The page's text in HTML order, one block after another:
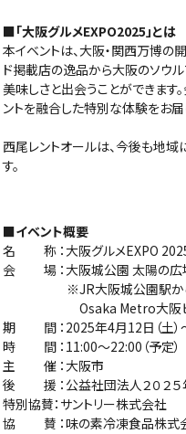
■「大阪グルメEXPO2025」とは
本イベントは、大阪・関西万博の
ド掲載店の逸品から大阪のソウ
美味しさと出会うことができます
ントを融合した特別な体験をお届
西尾レントオールは、今後も地
す。
■イベント概要
名 称 ：大阪グルメEXPO
会 場 ：大阪城公園 太陽の広
※JR大阪城公園駅から
Osaka Metro大阪ビジネ
期 間 ：2025年4月12日（土）
時 間 ：11:00～22:00（予定）
主 催 ：大阪市
後 援 ：公益社団法人２０２５
特別協賛：サントリー株式会社
協 賛 ：味の素冷凍食品株式会